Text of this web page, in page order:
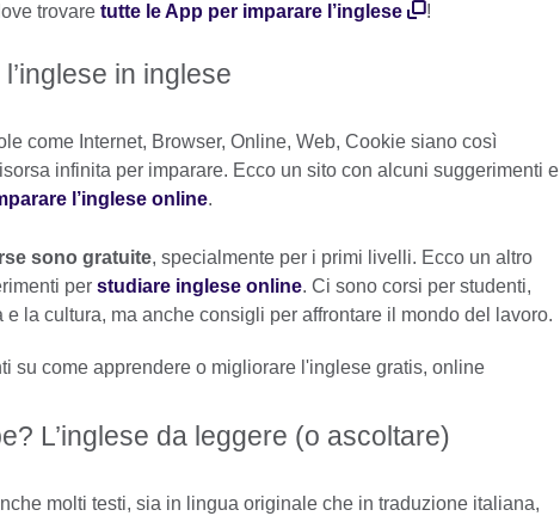
trovare tutte le App per imparare l’inglese !
in inglese
come Internet, Browser, Online, Web, Cookie siano così
infinita per imparare. Ecco un sito con alcuni suggerimenti e
l’inglese online.
sono gratuite, specialmente per i primi livelli. Ecco un altro
per studiare inglese online. Ci sono corsi per studenti,
la cultura, ma anche consigli per affrontare il mondo del lavoro.
L’inglese da leggere (o ascoltare)
molti testi, sia in lingua originale che in traduzione italiana,